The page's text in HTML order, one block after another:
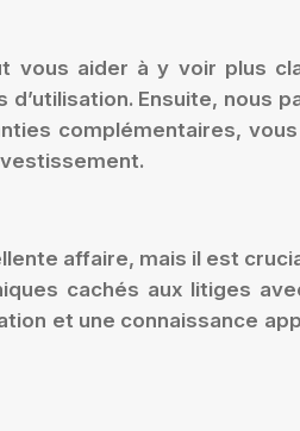
vous aider à y voir plus
Ensuite, nous
complémentaires,
affaire, mais il est
cachés aux litiges
et une connaissance